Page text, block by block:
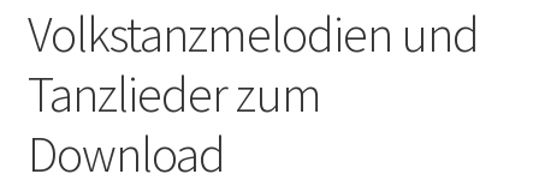
Mein Konto
Volkstanzmelodien und
Tanzlieder zum
Download